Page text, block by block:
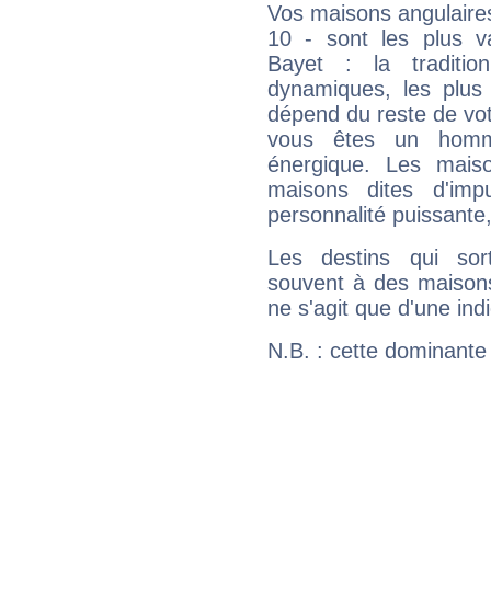
Vos maisons
10 - sont les plus
Bayet : la
dynamiques, les
dépend du reste de
vous êtes un
énergique. Les
maisons dites
personnalité
Les destins qui
souvent à des
ne s'agit que d'une
N.B. : cette